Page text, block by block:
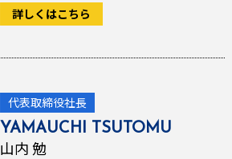
詳しくはこちら
代表取締役社長
YAMAUCHI TSUTOMU
山内 勉